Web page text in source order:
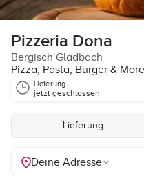
Pizzeria Dona
Bergisch Gladbach
Pizza, Pasta, Burger & More
Lieferung
jetzt geschlossen
Lieferung
Deine Adresse